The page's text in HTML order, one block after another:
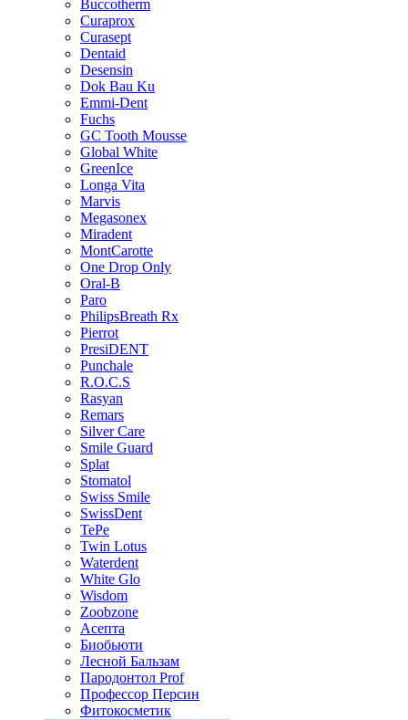
Buccotherm
Curaprox
Curasept
Dentaid
Desensin
Dok Bau Ku
Emmi-Dent
Fuchs
GC Tooth Mousse
Global White
GreenIce
Longa Vita
Marvis
Megasonex
Miradent
MontCarotte
One Drop Only
Oral-B
Paro
PhilipsBreath Rx
Pierrot
PresiDENT
Punchale
R.O.C.S
Rasyan
Remars
Silver Care
Smile Guard
Splat
Stomatol
Swiss Smile
SwissDent
TePe
Twin Lotus
Waterdent
White Glo
Wisdom
Zoobzone
Асепта
Биобьюти
Лесной Бальзам
Пародонтол Prof
Профессор Персин
Фитокосметик